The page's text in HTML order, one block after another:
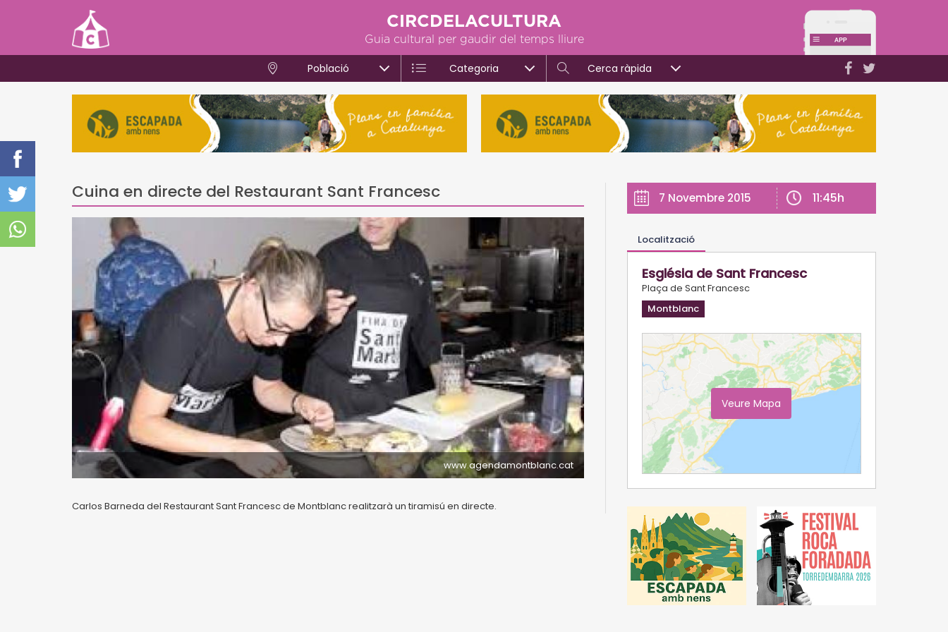
CIRCDELACULTURA
Guia cultural per gaudir del temps lliure
Població Categoria Cerca ràpida
Cuina en directe del Restaurant Sant Francesc
www.agendamontblanc.cat
Carlos Barneda del Restaurant Sant Francesc de Montblanc realitzarà un tiramisú en directe.
7 Novembre 2015 11:45h
Localització
Església de Sant Francesc
Plaça de Sant Francesc
Montblanc
Veure Mapa